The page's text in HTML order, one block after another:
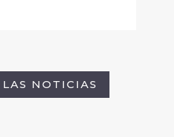
NOTICIAS